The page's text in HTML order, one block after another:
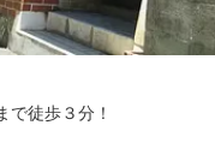
で徒歩３分！